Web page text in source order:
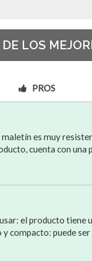
LOS
PROS
maletín es muy
cuenta con una
el producto tiene
compacto: puede